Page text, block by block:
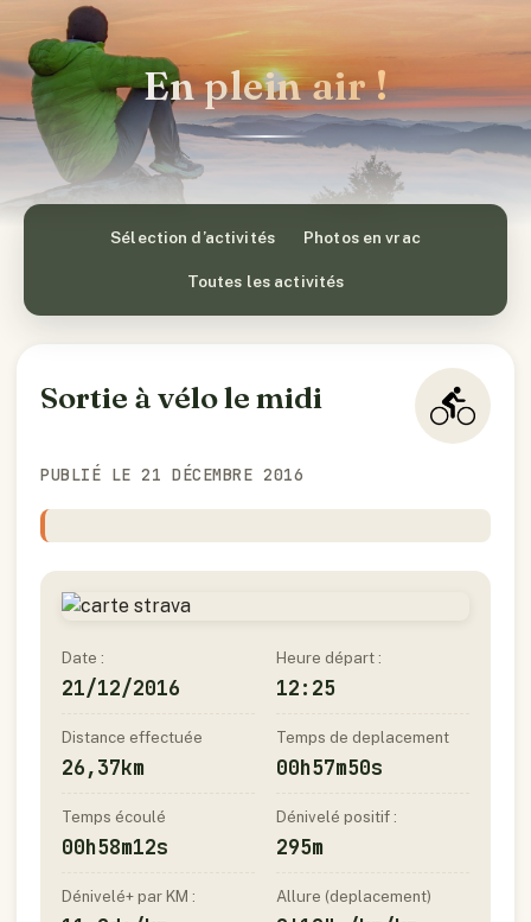
En plein air !
Sélection d’activités Photos en vrac
Toutes les activités
Sortie à vélo le midi
PUBLIÉ LE 21 DÉCEMBRE 2016
Date :
21/12/2016
Heure départ :
12:25
Distance effectuée
26,37km
Temps de deplacement
00h57m50s
Temps écoulé
00h58m12s
Dénivelé positif :
295m
Dénivelé+ par KM : Allure (deplacement)